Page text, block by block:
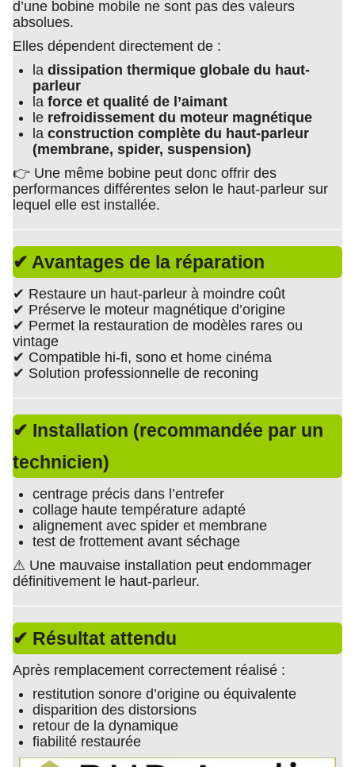
d’une bobine mobile ne sont pas des valeurs
absolues.
Elles dépendent directement de :
la dissipation thermique globale du haut-
parleur
la force et qualité de l’aimant
le refroidissement du moteur magnétique
la construction complète du haut-parleur
(membrane, spider, suspension)
👉 Une même bobine peut donc offrir des
performances différentes selon le haut-parleur sur
lequel elle est installée.
✔ Avantages de la réparation
✔ Restaure un haut-parleur à moindre coût
✔ Préserve le moteur magnétique d’origine
✔ Permet la restauration de modèles rares ou
vintage
✔ Compatible hi-fi, sono et home cinéma
✔ Solution professionnelle de reconing
✔ Installation (recommandée par un
technicien)
centrage précis dans l’entrefer
collage haute température adapté
alignement avec spider et membrane
test de frottement avant séchage
⚠ Une mauvaise installation peut endommager
définitivement le haut-parleur.
✔ Résultat attendu
Après remplacement correctement réalisé :
restitution sonore d’origine ou équivalente
disparition des distorsions
retour de la dynamique
fiabilité restaurée